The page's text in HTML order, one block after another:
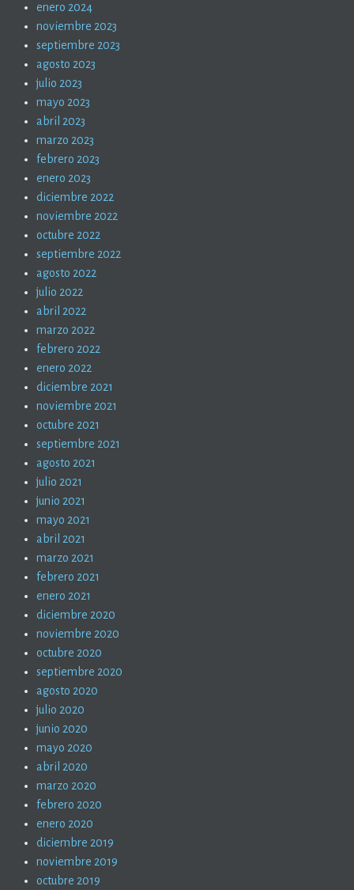
enero 2024
noviembre 2023
septiembre 2023
agosto 2023
julio 2023
mayo 2023
abril 2023
marzo 2023
febrero 2023
enero 2023
diciembre 2022
noviembre 2022
octubre 2022
septiembre 2022
agosto 2022
julio 2022
abril 2022
marzo 2022
febrero 2022
enero 2022
diciembre 2021
noviembre 2021
octubre 2021
septiembre 2021
agosto 2021
julio 2021
junio 2021
mayo 2021
abril 2021
marzo 2021
febrero 2021
enero 2021
diciembre 2020
noviembre 2020
octubre 2020
septiembre 2020
agosto 2020
julio 2020
junio 2020
mayo 2020
abril 2020
marzo 2020
febrero 2020
enero 2020
diciembre 2019
noviembre 2019
octubre 2019